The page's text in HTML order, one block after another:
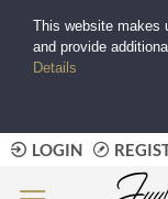
LOGIN
This website makes
and provide
Details